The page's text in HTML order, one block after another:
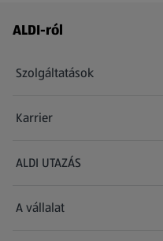
Láblécmenü - további linkek
ALDI-ról
Szolgáltatások
Karrier
(új oldalon nyílik meg)
ALDI UTAZÁS
(új oldalon nyílik meg)
A vállalat